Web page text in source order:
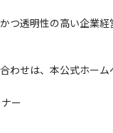
つ透明性の高い企業経
わせは、本公式ホーム
ー